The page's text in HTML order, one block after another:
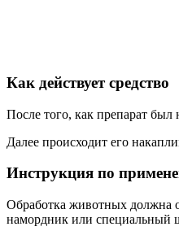
Как действует средство
После того, как препарат был
Далее происходит его
Инструкция по
Обработка животных должна
намордник или специальный